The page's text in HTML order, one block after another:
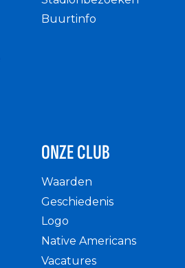
Buurtinfo
ONZE CLUB
Waarden
Geschiedenis
Logo
Native Americans
Vacatures